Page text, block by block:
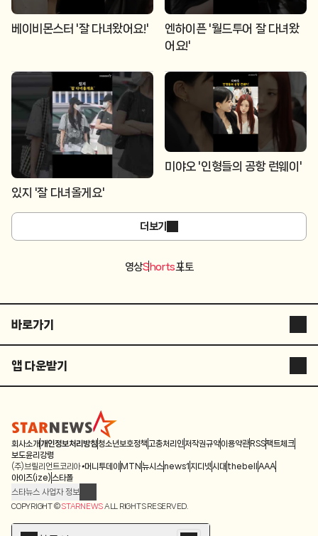
베이비몬스터 '잘 다녀왔어요!'
엔하이픈 '월드투어 잘 다녀왔
어요!'
있지 '잘 다녀올게요'
미야오 '인형들의 공항 런웨이'
더보기
영상Shorts포토
바로가기
스타뉴스 코리아
스타플러스
ASIA ARTIST AWARDS
별별스포츠TV
별별스포츠TV
앱 다운받기
STARPOLL
회사소개 개인정보처리방침청소년보호정책 고충처리인저작권규약이용약관 RSS팩트체크
보도윤리강령
(주)브릴리언트코리아 머니투데이 MTN 뉴시스news1 지디넷시대 thebell AAA
아이즈(ize) 스타폴
스타뉴스 사업자 정보
주소: 서울시 종로구 청계천로 11(서린동, 청계한국빌딩)
COPYRIGHT ©STARNEWSALL RIGHTS RESERVED.